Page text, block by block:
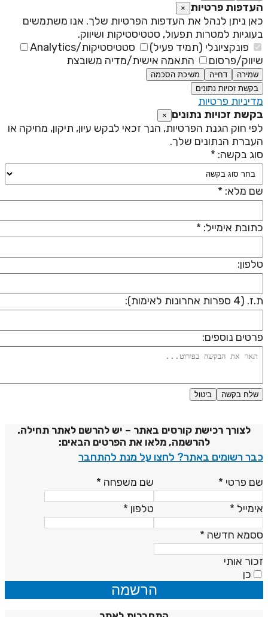
פרטיות ×
ניתן לנהל את העדפות הפרטיות שלך. אנו משתמשים
למטרות תפעול, סטטיסטיקות ושיווק.
פונקציונלי (תמיד פעיל)
סטטיסטיקות/Analytics
פרסום
התאמה אישית/מדיה משובצת
שמירה דחייה
משיכת הסכמה
בקשת זכויות נתונים
פרטיות
זכויות נתונים ×
חוק הגנת הפרטיות, הנך זכאי לבקש עיון, תיקון, מחיקה או
הנתונים שלך.
בקשה: *
מלא: *
אימייל: *
ספרות אחרונות לאימות):
נוספים:
שלח בקשה ביטול
לצורך רכישת קורסים באתר – יש להרשם לאתר תחילה.
להרשמה, מלאו את הפרטים הבאים:
רשומים באתר? לחצו על מנת להתחבר
פרטי* שם משפחה*
* טלפון*
חדשה*
אותי
כן
הרשמה